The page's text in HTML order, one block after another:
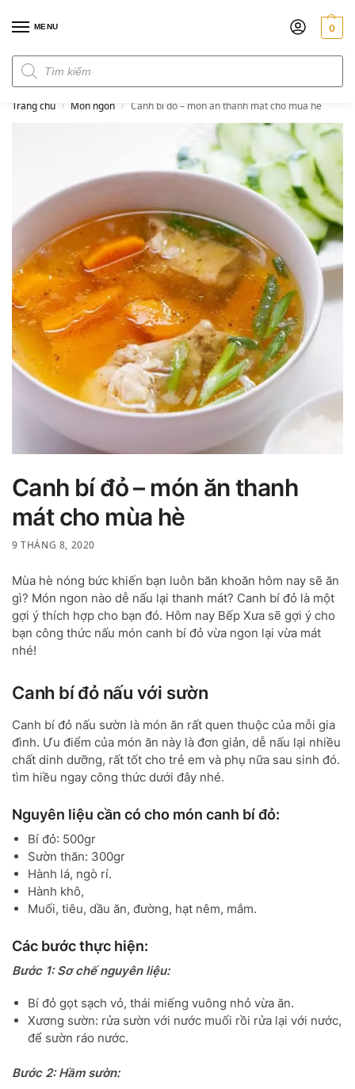
MENU 0
Trang chủ / Món ngon / Canh bí đỏ – món ăn thanh mát cho mùa hè
Canh bí đỏ – món ăn thanh
mát cho mùa hè
9 THÁNG 8, 2020
Mùa hè nóng bức khiến bạn luôn băn khoăn hôm nay sẽ ăn
gì? Món ngon nào dễ nấu lại thanh mát? Canh bí đỏ là một
gợi ý thích hợp cho bạn đó. Hôm nay Bếp Xưa sẽ gợi ý cho
bạn công thức nấu món canh bí đỏ vừa ngon lại vừa mát
nhé!
Canh bí đỏ nấu với sườn
Canh bí đỏ nấu sườn là món ăn rất quen thuộc của mỗi gia
đình. Ưu điểm của món ăn này là đơn giản, dễ nấu lại nhiều
chất dinh dưỡng, rất tốt cho trẻ em và phụ nữa sau sinh đó.
tìm hiều ngay công thức dưới đây nhé.
Nguyên liệu cần có cho món canh bí đỏ:
Bí đỏ: 500gr
Sườn thăn: 300gr
Hành lá, ngò rí.
Hành khô,
Muối, tiêu, dầu ăn, đường, hạt nêm, mắm.
Các bước thực hiện:
Bước 1: Sơ chế nguyên liệu:
Bí đỏ gọt sạch vỏ, thái miếng vuông nhỏ vừa ăn.
Xương sườn: rửa sườn với nước muối rồi rửa lại với nước,
để sườn ráo nước.
Bước 2: Hầm sườn: